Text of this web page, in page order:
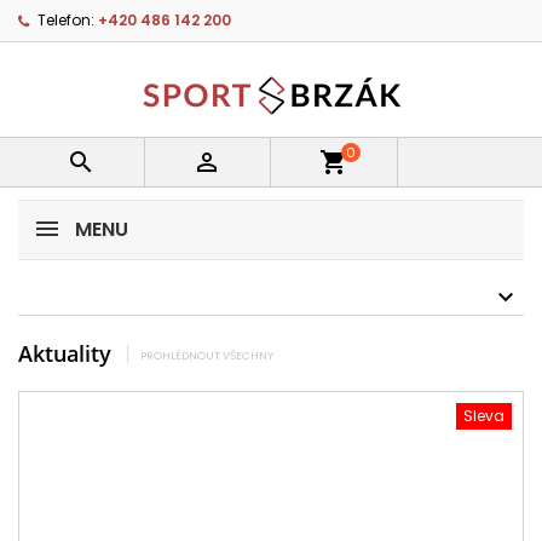
Telefon: +420 486 142 200
  shopping_cart0
MENU
Aktuality PROHLÉDNOUT VŠECHNY
Sleva